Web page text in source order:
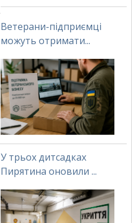
Ветерани-підприємці
можуть отримати...
У трьох дитсадках
Пирятина оновили ...